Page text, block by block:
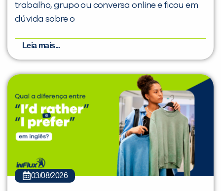
trabalho, grupo ou conversa online e ficou em
dúvida sobre o
Leia mais...
03/08/2026